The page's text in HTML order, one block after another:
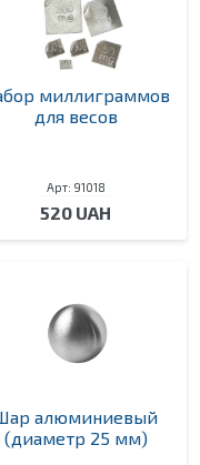
миллиграммов
для весов
Арт: 91018
520 UAH
алюминиевый
(диаметр 25 мм)